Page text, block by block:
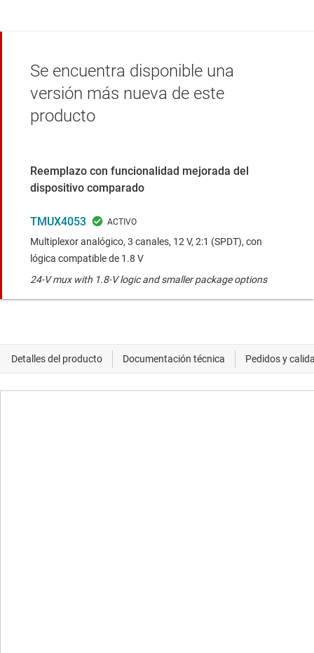
Se encuentra disponible una
versión más nueva de este
producto
Reemplazo con funcionalidad mejorada del
dispositivo comparado
TMUX4053
Multiplexor analógico, 3 canales, 12 V, 2:1 (SPDT), con
lógica compatible de 1.8 V
24-V mux with 1.8-V logic and smaller package options